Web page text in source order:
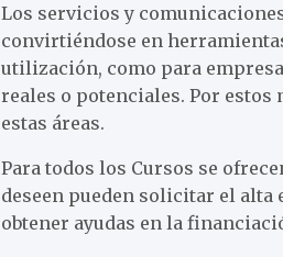
Los servicios y
convirtiéndose en
utilización, como para
reales o potenciales. Por
estas áreas.
Para todos los Cursos se
deseen pueden solicitar el
obtener ayudas en la